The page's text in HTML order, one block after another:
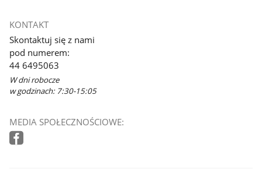
KONTAKT
Skontaktuj się z nami
pod numerem:
44 6495063
W dni robocze
w godzinach: 7:30-15:05
MEDIA SPOŁECZNOŚCIOWE: